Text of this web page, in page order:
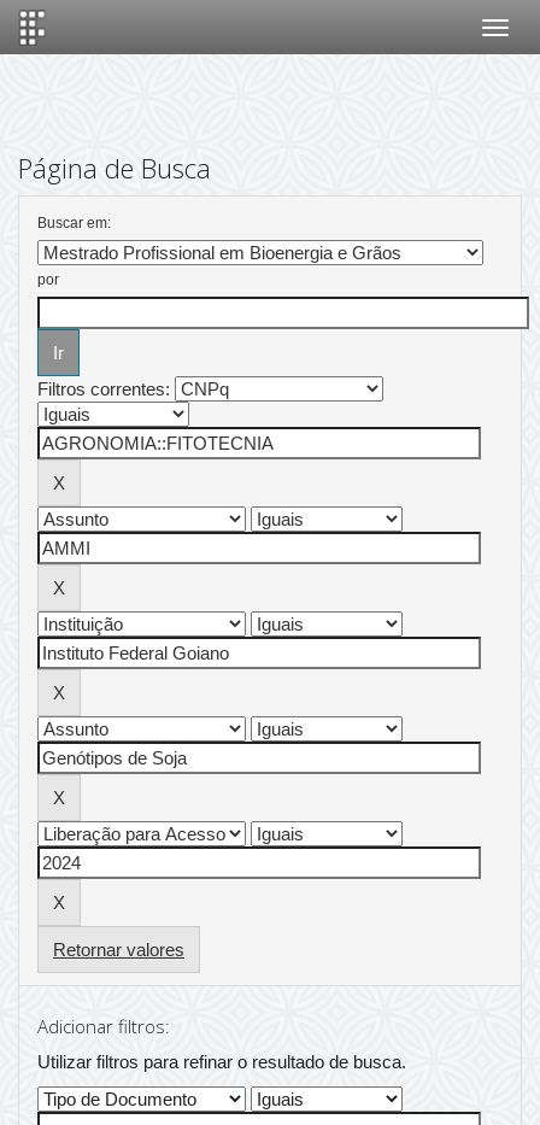
Página de Busca
Buscar em:
por
Filtros correntes:
Retornar valores
Adicionar filtros:
Utilizar filtros para refinar o resultado de busca.